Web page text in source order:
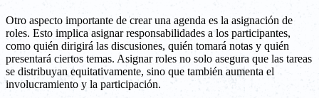
Otro aspecto importante de crear una agenda es la asignación de
roles. Esto implica asignar responsabilidades a los participantes,
como quién dirigirá las discusiones, quién tomará notas y quién
presentará ciertos temas. Asignar roles no solo asegura que las tareas
se distribuyan equitativamente, sino que también aumenta el
involucramiento y la participación.